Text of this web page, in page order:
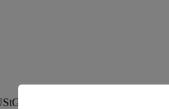
DE 266067317